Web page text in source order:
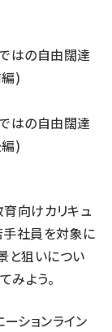
はの自由闊達
)
はの自由闊達
)
向けカリキュ
手社員を対象に
と狙いについ
よう。
ションライン